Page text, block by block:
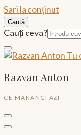
Sari la conținut
Caută
Caută:
Cauți ceva?
Razvan Anton
CE MANANCI AZI